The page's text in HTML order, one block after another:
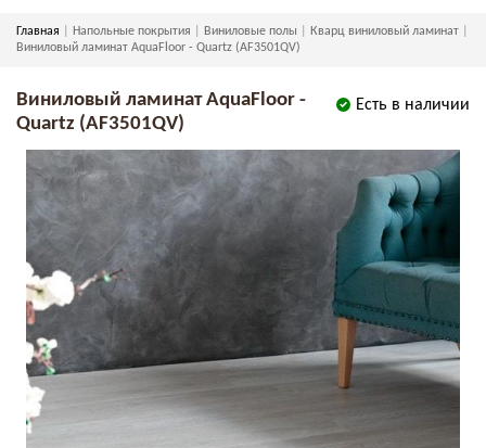
Главная Напольные покрытия Виниловые полы
Кварц виниловый ламинат
Виниловый ламинат AquaFloor - Quartz (AF3501QV)
Есть в наличии
Виниловый ламинат AquaFloor -
Quartz (AF3501QV)